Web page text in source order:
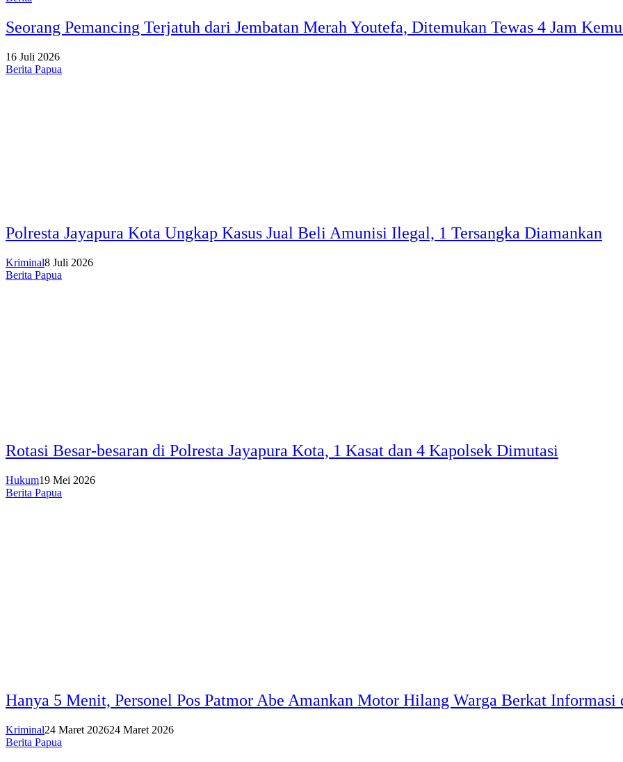
Seorang Pemancing Terjatuh dari Jembatan Merah Youtefa, Ditemukan Tewas 4 Jam
16 Juli 2026
Berita Papua
Polresta Jayapura Kota Ungkap Kasus Jual Beli Amunisi Ilegal, 1 Tersangka Diamankan
Kriminal8 Juli 2026
Berita Papua
Rotasi Besar-besaran di Polresta Jayapura Kota, 1 Kasat dan 4 Kapolsek Dimutasi
Hukum19 Mei 2026
Berita Papua
Hanya 5 Menit, Personel Pos Patmor Abe Amankan Motor Hilang Warga Berkat Informasi
Kriminal24 Maret 202624 Maret 2026
Berita Papua